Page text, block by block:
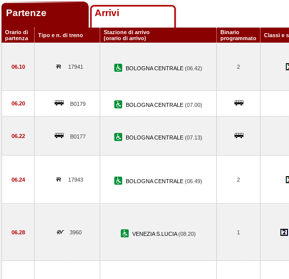
Partenze Arrivi
Orario di
partenza
Tipo e n. di treno
Stazione di arrivo
(orario di arrivo)
Binario
programmato
Classi e
06.10 17941 BOLOGNA CENTRALE (06.42) 2
06.20 B0179 BOLOGNA CENTRALE (07.00)
06.22 B0177 BOLOGNA CENTRALE (07.13)
06.24 17943 BOLOGNA CENTRALE (06.49) 2
06.28 3960 VENEZIA S.LUCIA(08.20) 1